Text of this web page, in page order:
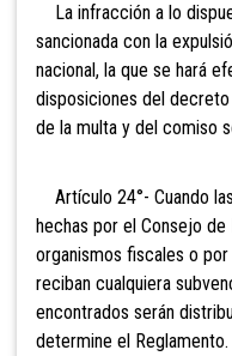
La infracción a lo
sancionada con la
nacional, la que se hará
disposiciones del
de la multa y del comiso
Artículo 24°- Cuando
hechas por el Consejo
organismos fiscales o
reciban cualquiera
encontrados serán
determine el Reglamento.